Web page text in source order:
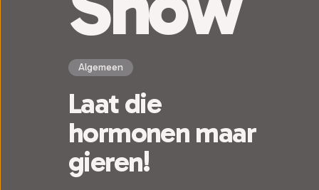
Algemeen
Laat die
hormonen maar
gieren!